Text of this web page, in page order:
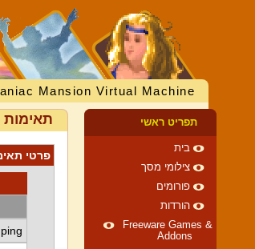
Mansion Virtual Machine
תאימות DEV
פרטי
תפריט ראשי
בית
צילומי מסך
פורומים
הורדות
Freeware Games &
Addons